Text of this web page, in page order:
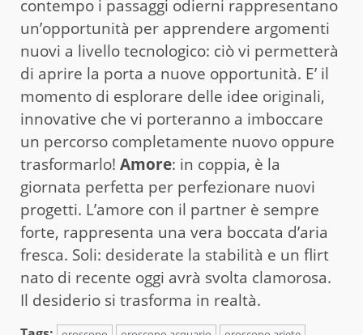
contempo i passaggi odierni rappresentano
un’opportunità per apprendere argomenti
nuovi a livello tecnologico: ciò vi permetterà
di aprire la porta a nuove opportunità. E’ il
momento di esplorare delle idee originali,
innovative che vi porteranno a imboccare
un percorso completamente nuovo oppure
trasformarlo! Amore: in coppia, è la
giornata perfetta per perfezionare nuovi
progetti. L’amore con il partner è sempre
forte, rappresenta una vera boccata d’aria
fresca. Soli: desiderate la stabilità e un flirt
nato di recente oggi avrà svolta clamorosa.
Il desiderio si trasforma in realtà.